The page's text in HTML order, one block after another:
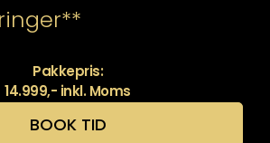
Pakkepris:
14.999,- inkl. Moms
BOOK TID